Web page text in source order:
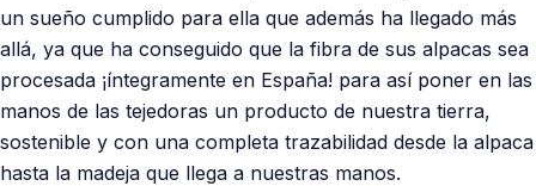
un sueño cumplido para ella que además ha llegado más
allá, ya que ha conseguido que la fibra de sus alpacas sea
procesada ¡íntegramente en España! para así poner en las
manos de las tejedoras un producto de nuestra tierra,
sostenible y con una completa trazabilidad desde la alpaca
hasta la madeja que llega a nuestras manos.